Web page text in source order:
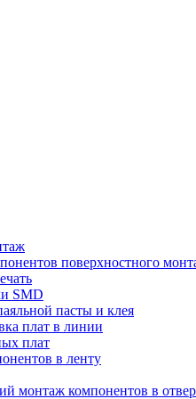
поверхностного
SMD
пасты и клея
плат в линии
плат
в ленту
монтаж компонентов в